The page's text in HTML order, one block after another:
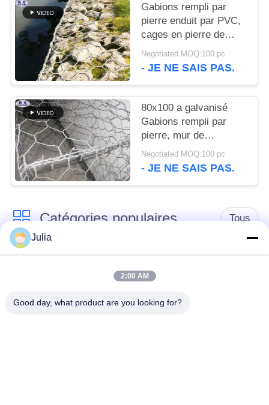
DE
CONFIDENTIALITÉ
Gabions rempli par
pierre enduit par PVC,
cages en pierre de
Gabion de mur de
soutènement
Negotiated MOQ:100 pc
- JE NE SAIS PAS.
80x100 a galvanisé
Gabions rempli par
pierre, mur de
soutènement de
paniers de Gabion
Negotiated MOQ:100 pc
- JE NE SAIS PAS.
Catégories populaires Tous
Barrière défensive Barrière militaire
de bastion
sable
Julia
2:00 AM
Good day, what product are you looking for?